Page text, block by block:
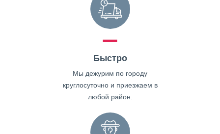
Быстро
Мы дежурим по городу
круглосуточно и приезжаем в
любой район.